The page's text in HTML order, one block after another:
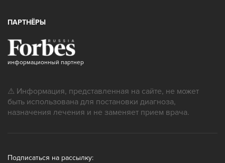
ПАРТНЁРЫ
информационный партнер
⚠ Информация, представленная на сайте, не может
быть использована для постановки диагноза,
назначения лечения и не заменяет прием врача.
Подписаться на рассылку: